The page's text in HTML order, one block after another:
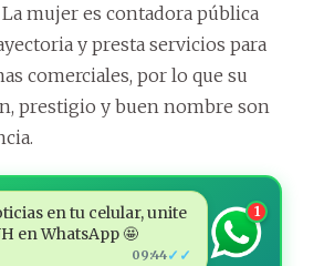
mujer es contadora pública
y presta servicios para
comerciales, por lo que su
prestigio y buen nombre son
en tu celular, unite
en WhatsApp 🤩
09:44✓✓
1